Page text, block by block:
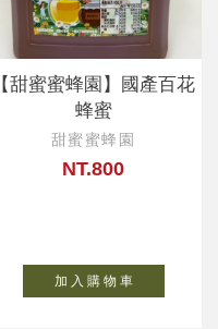
【甜蜜蜜蜂園】國產百花
蜂蜜
甜蜜蜜蜂園
NT.800
加 入 購 物 車